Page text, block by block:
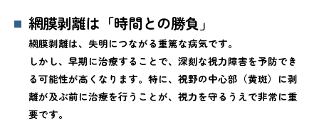
網膜剥離は「時間との勝負」
網膜剥離は、失明につながる重篤な病気です。
しかし、早期に治療することで、深刻な視力障害を予防でき
る可能性が高くなります。特に、視野の中心部（黄斑）に剥
離が及ぶ前に治療を行うことが、視力を守るうえで非常に重
要です。